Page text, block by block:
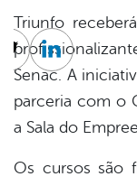
Triunfo
Senac. A
parceria com o
a Sala do
Os cursos são
Twitter